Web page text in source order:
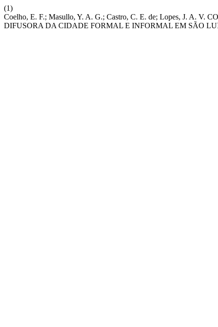
(1)
Coelho, E. F.; Masullo, Y. A. G.; Castro, C. E. de; Lopes, J. A.
DIFUSORA DA CIDADE FORMAL E INFORMAL EM SÃO